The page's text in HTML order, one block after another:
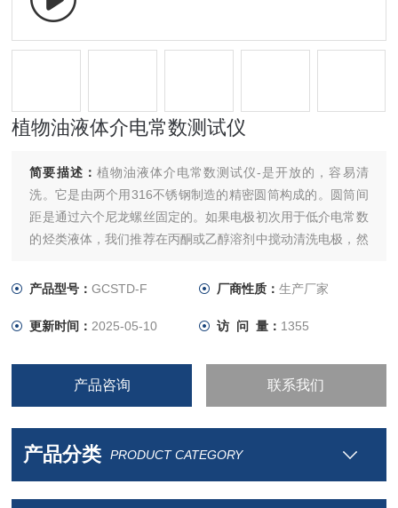
植物油液体介电常数测试仪
简要描述： 植物油液体介电常数测试仪-是开放的，容易清
洗。它是由两个用316不锈钢制造的精密圆筒构成的。圆筒间
距是通过六个尼龙螺丝固定的。如果电极初次用于低介电常数
的烃类液体，我们推荐在丙酮或乙醇溶剂中搅动清洗电极，然
量的准确性。
产品型号：GCSTD-F 厂商性质： 生产厂家
更新时间： 2025-05-10 访 问 量： 1355
产品咨询 联系我们
产品分类 PRODUCT CATEGORY